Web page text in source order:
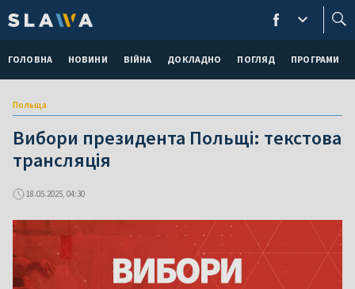
ГОЛОВНА НОВИНИ ВІЙНА ДОКЛАДНО ПОГЛЯД ПРОГРАМИ
Польща
Вибори президента Польщі: текстова
трансляція
18.05.2025, 04:30